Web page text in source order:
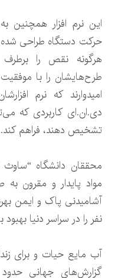
این نرم افزار همچنین
حرکت دستگاه طراحی
هرگونه نقص را
طرح‌هایشان را با
امیدوارند که نرم
دی.ان.ای کاربردی که
تشخیص دهند، فراهم کند.
محققان دانشگاه “ساوث
مواد پایدار و مقرون به
آشامیدنی پاک و ایمن
نفر را در سراسر دنیا
آب مایع حیات و برای